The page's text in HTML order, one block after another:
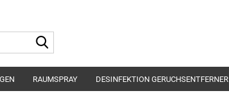
RAUMSPRAY DESINFEKTION GERUCHSENTFERNER